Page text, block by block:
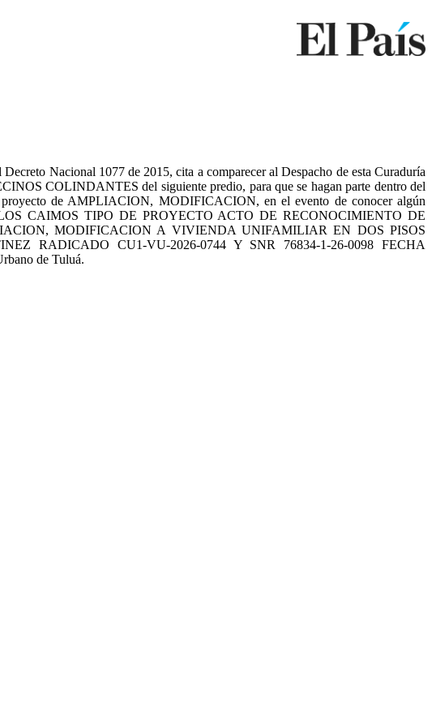
Nacional 1077 de 2015, cita a comparecer al Despacho de esta Curaduría
COLINDANTES del siguiente predio, para que se hagan parte dentro del
de AMPLIACION, MODIFICACION, en el evento de conocer algún
CAIMOS TIPO DE PROYECTO ACTO DE RECONOCIMIENTO DE
MODIFICACION A VIVIENDA UNIFAMILIAR EN DOS PISOS
RADICADO CU1-VU-2026-0744 Y SNR 76834-1-26-0098 FECHA
de Tuluá.